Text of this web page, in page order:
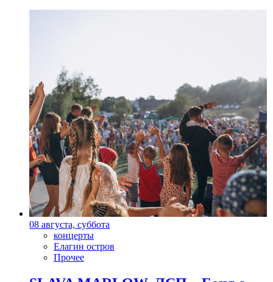
08 августа, суббота
концерты
Елагин остров
Прочее